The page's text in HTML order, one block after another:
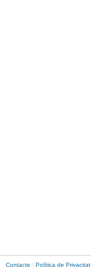
Contacte | Política de Privacitat